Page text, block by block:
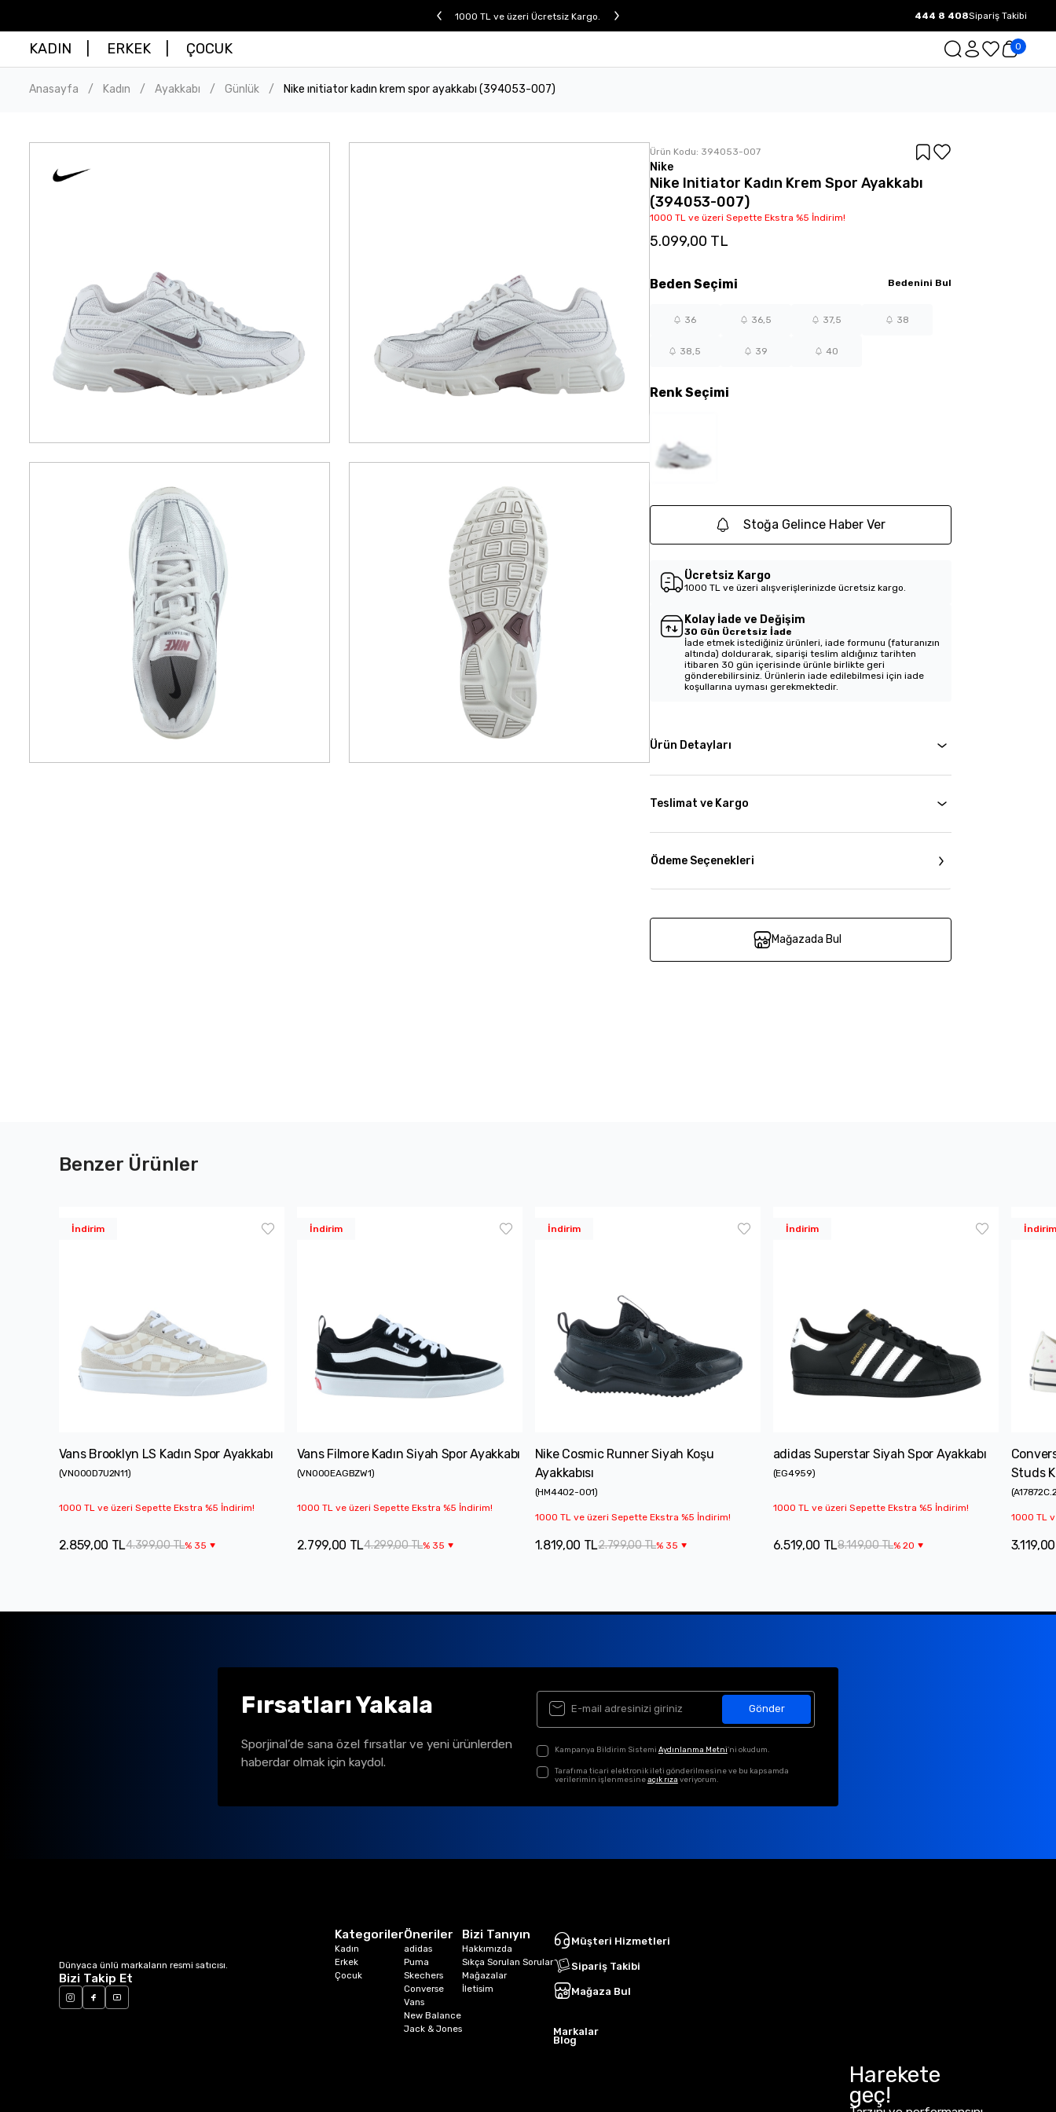
1000 TL ve üzeri Ücretsiz Kargo. 1000 TL ve üzeri Ücretsiz Kargo.
444 8 408Sipariş Takibi
KADIN ERKEK ÇOCUK 0
Anasayfa / Kadın / Ayakkabı / Günlük / Nike ınitiator kadın krem spor ayakkabı (394053-007)
Ürün Kodu: 394053-007
Nike
Nike Initiator Kadın Krem Spor Ayakkabı
(394053-007)
1000 TL ve üzeri Sepette Ekstra %5 İndirim!
5.099,00 TL
RenkSeçimi
Beden Seçimi Bedenini Bul
36 36,5 37,5 38
38,5 39 40
Stoğa Gelince Haber Ver
Ücretsiz Kargo
1000 TL ve üzeri alışverişlerinizde ücretsiz kargo.
Kolay İade ve Değişim
30 Gün Ücretsiz İade
İade etmek istediğiniz ürünleri, iade formunu (faturanızın
altında) doldurarak, siparişi teslim aldığınız tarihten
itibaren 30 gün içerisinde ürünle birlikte geri
gönderebilirsiniz. Ürünlerin iade edilebilmesi için iade
koşullarına uyması gerekmektedir.
Ürün Detayları
Teslimat ve Kargo
Ödeme Seçenekleri
Mağazada Bul
Benzer Ürünler
İndirim
Vans Brooklyn LS Kadın Spor Ayakkabı
(VN000D7U2N11)
1000 TL ve üzeri Sepette Ekstra %5 İndirim!
4.399,00 TL% 35
2.859,00 TL
İndirim
Vans Filmore Kadın Siyah Spor Ayakkabı
(VN000EAGBZW1)
1000 TL ve üzeri Sepette Ekstra %5 İndirim!
4.299,00 TL% 35
2.799,00 TL
İndirim
Nike Cosmic Runner Siyah Koşu
Ayakkabısı
(HM4402-001)
1000 TL ve üzeri Sepette Ekstra %5 İndirim!
2.799,00 TL% 35
1.819,00 TL
İndirim
adidas Superstar Siyah Spor Ayakkabı
(EG4959)
1000 TL ve üzeri Sepette Ekstra %5 İndirim!
8.149,00 TL%20
6.519,00 TL
İndirim
Studs
(
1000 TL
Fırsatları Yakala
Sporjinal’de sana özel fırsatlar ve yeni ürünlerden
haberdar olmak için kaydol.
Gönder
Kampanya Bildirim Sistemi Aydınlanma Metni'ni okudum.
Tarafıma ticari elektronik ileti gönderilmesine ve bu kapsamda
verilerimin işlenmesineaçık rıza veriyorum.
Dünyaca ünlü markaların resmi satıcısı.
Bizi Takip Et
Kategoriler
Kadın
Erkek
Çocuk
Öneriler
adidas
Puma
Skechers
Converse
Vans
New Balance
Jack & Jones
Bizi Tanıyın
Hakkımızda
Sıkça Sorulan Sorular
Mağazalar
İletisim
Müşteri Hizmetleri
Sipariş Takibi
Mağaza Bul
Markalar
Blog
Harekete
geç!